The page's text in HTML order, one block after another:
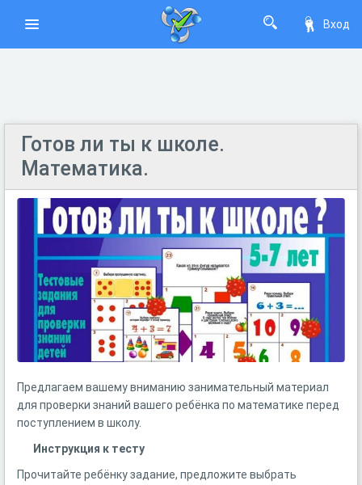
Вход
Готов ли ты к школе.
Математика.
Предлагаем вашему вниманию занимательный материал
для проверки знаний вашего ребёнка по математике перед
поступлением в школу.
Инструкция к тесту
Прочитайте ребёнку задание, предложите выбрать